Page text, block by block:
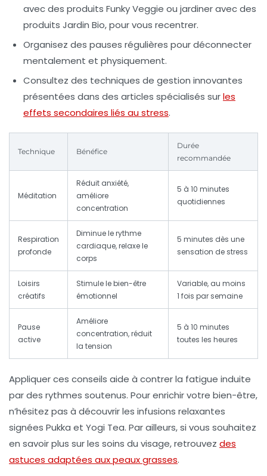
avec des produits Funky Veggie ou jardiner avec des
produits Jardin Bio, pour vous recentrer.
Organisez des pauses régulières pour déconnecter
mentalement et physiquement.
Consultez des techniques de gestion innovantes
présentées dans des articles spécialisés surles
effets secondaires liés au stress.
Technique Bénéfice
Durée
recommandée
Méditation
Réduit anxiété,
améliore
concentration
5 à 10 minutes
quotidiennes
Respiration
profonde
Diminue le rythme
cardiaque, relaxe le
corps
5 minutes dès une
sensation de stress
Loisirs
créatifs
Stimule le bien-être
émotionnel
Variable, au moins
1 fois par semaine
Pause
active
Améliore
concentration, réduit
la tension
5 à 10 minutes
toutes les heures
Appliquer ces conseils aide à contrer la fatigue induite
par des rythmes soutenus. Pour enrichir votre bien-être,
n’hésitez pas à découvrir les infusions relaxantes
signées Pukka et Yogi Tea. Par ailleurs, si vous souhaitez
en savoir plus sur les soins du visage, retrouvez des
astuces adaptées aux peaux grasses.